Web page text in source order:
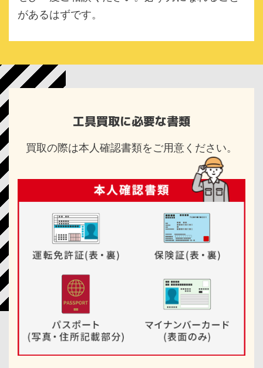
があるはずです。
工具買取に必要な書類
買取の際は本人確認書類をご用意ください。